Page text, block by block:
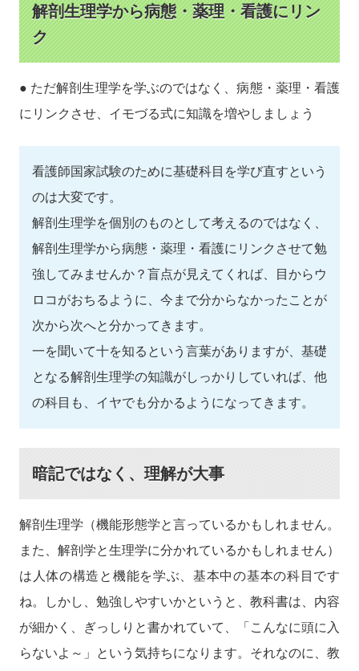
解剖生理学から病態・薬理・看護にリン
ク
● ただ解剖生理学を学ぶのではなく、病態・薬理・看護
にリンクさせ、イモづる式に知識を増やしましょう
看護師国家試験のために基礎科目を学び直すという
のは大変です。
解剖生理学を個別のものとして考えるのではなく、
解剖生理学から病態・薬理・看護にリンクさせて勉
強してみませんか？盲点が見えてくれば、目からウ
ロコがおちるように、今まで分からなかったことが
次から次へと分かってきます。
一を聞いて十を知るという言葉がありますが、基礎
となる解剖生理学の知識がしっかりしていれば、他
の科目も、イヤでも分かるようになってきます。
暗記ではなく、理解が大事
解剖生理学（機能形態学と言っているかもしれません。
また、解剖学と生理学に分かれているかもしれません）
は人体の構造と機能を学ぶ、基本中の基本の科目です
ね。しかし、勉強しやすいかというと、教科書は、内容
が細かく、ぎっしりと書かれていて、「こんなに頭に入
らないよ～」という気持ちになります。それなのに、教